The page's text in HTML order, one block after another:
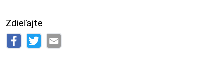
Zdieľajte